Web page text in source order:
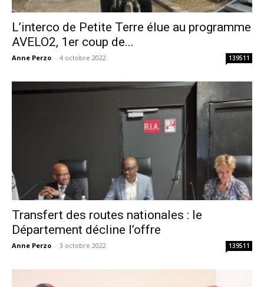
L’interco de Petite Terre élue au programme
AVELO2, 1er coup de...
Anne Perzo - 4 octobre 2022 139511
Transfert des routes nationales : le
Département décline l’offre
Anne Perzo - 3 octobre 2022 139511